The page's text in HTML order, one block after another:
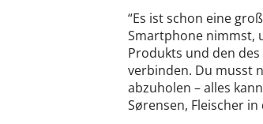
“Es ist schon eine
Smartphone nimmst,
Produkts und den
verbinden. Du musst
abzuholen – alles
Sørensen, Fleischer in